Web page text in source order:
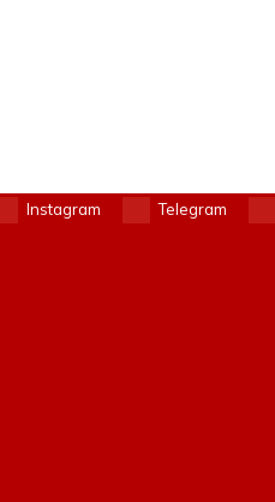
Instagram Telegram